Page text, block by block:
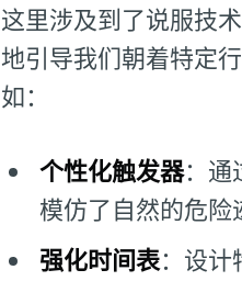
这里涉及到了说服技
地引导我们朝着特定
如：
个性化触发器：通
模仿了自然的危险
强化时间表：设计